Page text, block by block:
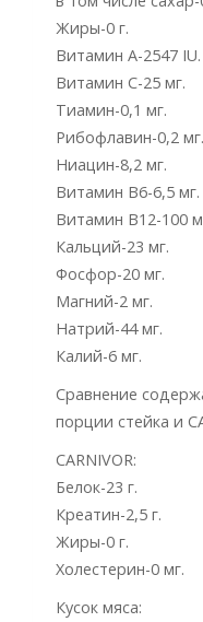
Жиры-0 г.
Витамин А-2547 IU.
Витамин C-25 мг.
Тиамин-0,1 мг.
Рибофлавин-0,2 мг.
Ниацин-8,2 мг.
Витамин В6-6,5 мг.
Витамин В12-100
Кальций-23 мг.
Фосфор-20 мг.
Магний-2 мг.
Натрий-44 мг.
Калий-6 мг.
Сравнение
порции стейка и
CARNIVOR:
Белок-23 г.
Креатин-2,5 г.
Жиры-0 г.
Холестерин-0 мг.
Кусок мяса: